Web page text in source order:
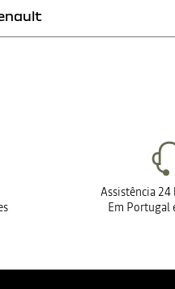
Assistência
Em Portugal